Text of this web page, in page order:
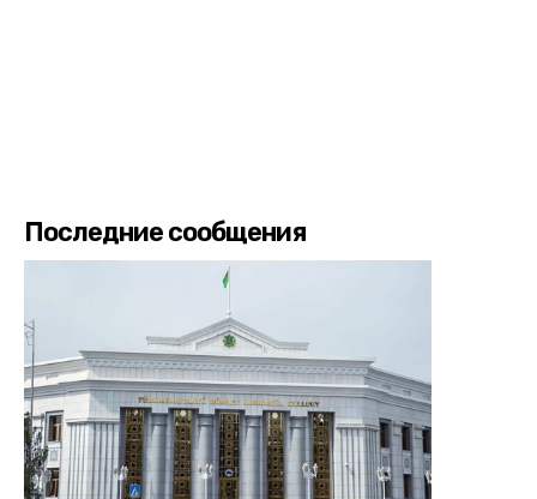
Последние сообщения